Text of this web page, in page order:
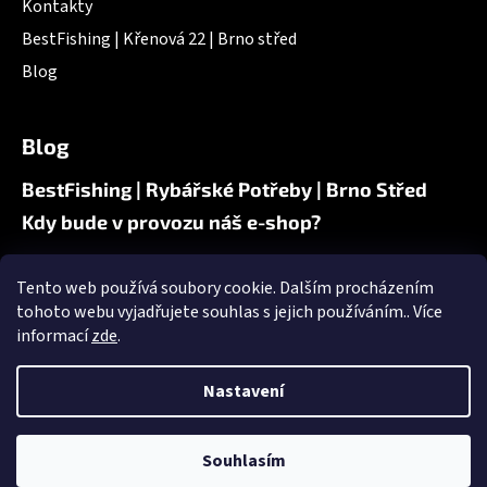
Tento web používá soubory cookie. Dalším procházením
tohoto webu vyjadřujete souhlas s jejich používáním.. Více
informacízde.
Nastavení
Souhlasím
Kontakty
BestFishing | Křenová 22 | Brno střed
Blog
Blog
BestFishing | Rybářské Potřeby | Brno Střed
Kdy bude v provozu náš e-shop?
Nákupní košík
0KS /0 KČ
Vytvořil Shoptet